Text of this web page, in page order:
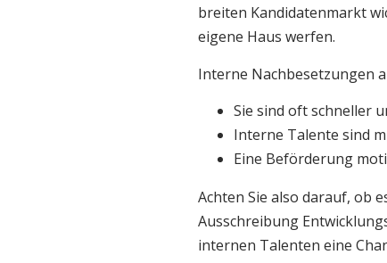
breiten Kandidatenmarkt
eigene Haus werfen.
Interne Nachbesetzungen
Sie sind oft schneller
Interne Talente sind
Eine Beförderung
Achten Sie also darauf, ob
Ausschreibung
internen Talenten eine